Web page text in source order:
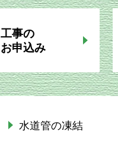
工事の
お申込み
水道管の凍結